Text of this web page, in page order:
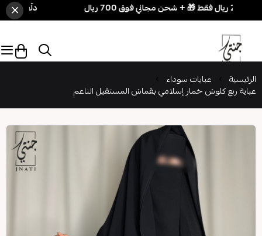
دلّعي نفسك بسهولة! 3 قطع بـ 250 ريال
×
الرئيسية عبايات سوداء
عباية ربع كلوش خمار إسلامي بقماش المستقبل الناعم